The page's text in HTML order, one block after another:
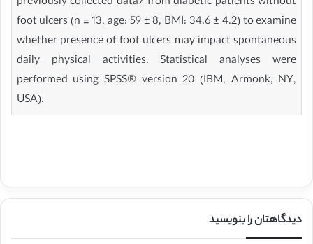
foot ulcers (n = 13, age: 59 ± 8, BMI: 34.6 ± 4.2) to examine
whether presence of foot ulcers may impact spontaneous
daily physical activities. Statistical analyses were
performed using SPSS® version 20 (IBM, Armonk, NY,
USA).
دیدگاهتان را بنویسید